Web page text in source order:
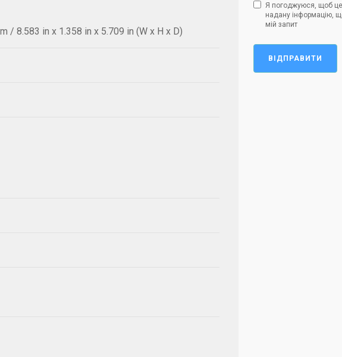
/ 8.583 in x 1.358 in x 5.709 in (W x H x D)
Я погоджуюся, щоб
надану інформацію,
мій запит
ВІДПРАВИТИ